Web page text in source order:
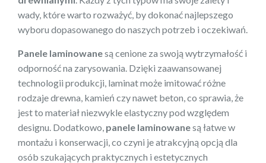
wady, które warto rozważyć, by dokonać najlepszego
wyboru dopasowanego do naszych potrzeb i oczekiwań.
Panele laminowanesą cenione za swoją wytrzymałość i
odporność na zarysowania. Dzięki zaawansowanej
technologii produkcji, laminat może imitować różne
rodzaje drewna, kamień czy nawet beton, co sprawia, że
jest to materiał niezwykle elastyczny pod względem
designu. Dodatkowo, panele laminowanesą łatwe w
montażu i konserwacji, co czyni je atrakcyjną opcją dla
osób szukających praktycznych i estetycznych